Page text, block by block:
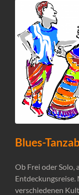
Blues-
Ob Frei oder Solo,
Entdeckungsreise.
verschiedenen